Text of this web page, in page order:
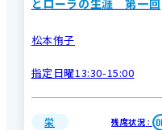
とローラの生涯 第一回
松本侑子
指定日曜13:30-15:00
栄 残席状況 ：